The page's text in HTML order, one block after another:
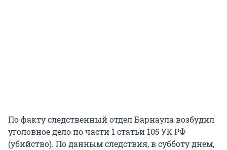
По факту следственный отдел Барнаула возбудил
уголовное дело по части 1 статьи 105 УК РФ
(убийство). По данным следствия, в субботу днем,